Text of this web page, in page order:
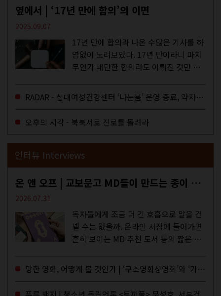
옆에서 | ‘17년 만에 합의’의 이면
2025.09.07
17년 만에 합의라 나온 수많은 기사를 하
염없이 노려보았다. 17년 만이라니 마치
무언가 대단한 합의라도 이뤄진 것만 같
을 결정하는 심의기구인 최저임금위원회
에 대한 소식을 전하는 기사였는데,...
RADAR - 십대여성건강센터 ‘나는봄’ 운영 종료, 약자로부터 멀어지는 도시
오후의 시각 - 북북서로 진로를 돌려라
인터뷰 Interviews
온 앤 오프 | 교보문고 MD들이 만드는 종이 잡지 <어떤>
2026.07.31
독자들에게 조금 더 긴 호흡으로 말을 건
넬 수는 없을까. 온라인 서점에 들어가면
흔히 보이는 MD 추천 도서 등의 짧은 문
MD들의 고민 끝에 세상 밖으로 나온 종
이 잡지 어떤(otton). 지난해 12월...
망한 영화, 어떻게 볼 것인가 | ‘쿠소영화상영회’와 ‘가자미’의 이야기